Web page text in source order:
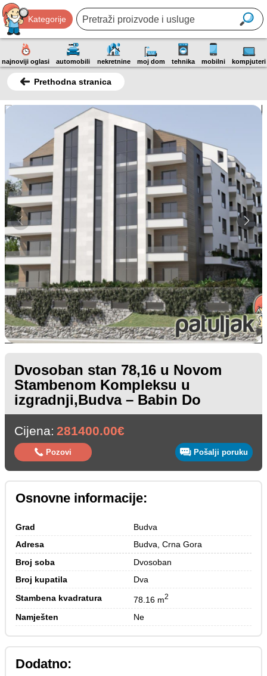
Kategorije
najnoviji oglasi automobili nekretnine moj dom tehnika mobilni kompjuteri
Prethodna stranica
Dvosoban stan 78,16 u Novom
Stambenom Kompleksu u
izgradnji,Budva – Babin Do
Cijena: 281400.00€
Pozovi Pošalji poruku
Osnovne informacije:
Grad
Budva
Adresa
Budva, Crna Gora
Broj soba
Dvosoban
Broj kupatila
Dva
Stambena kvadratura
78.16 m2
Namješten Ne
Dodatno: